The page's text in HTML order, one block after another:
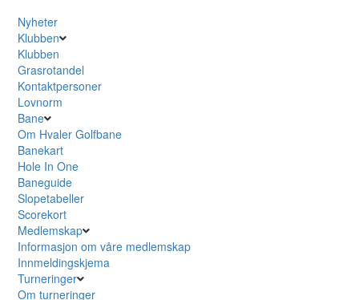
Nyheter
Klubben
Klubben
Grasrotandel
Kontaktpersoner
Lovnorm
Bane
Om Hvaler Golfbane
Banekart
Hole In One
Baneguide
Slopetabeller
Scorekort
Medlemskap
Informasjon om våre medlemskap
Innmeldingskjema
Turneringer
Om turneringer